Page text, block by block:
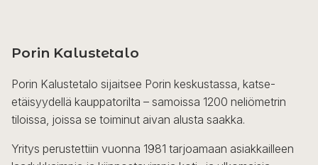
muunnelma.
tehdä
valinnat
tuotteen
sivulla.
Porin Kalustetalo
Porin Kalustetalo sijaitsee Porin keskustassa, katse-
etäisyydellä kauppatorilta – samoissa 1200 neliömetrin
tiloissa, joissa se toiminut aivan alusta saakka.
Yritys perustettiin vuonna 1981 tarjoamaan asiakkailleen